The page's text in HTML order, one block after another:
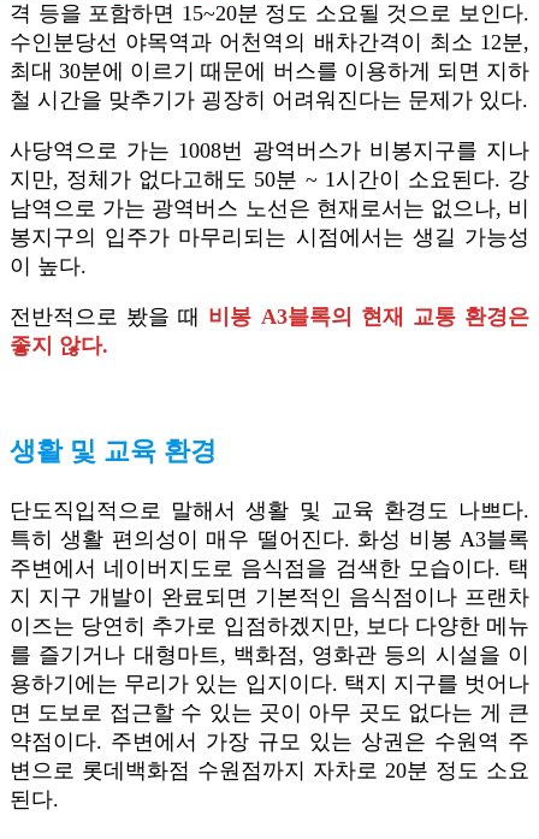
격 등을 포함하면 15~20분 정도 소요될 것으로 보인다.
수인분당선 야목역과 어천역의 배차간격이 최소 12분,
최대 30분에 이르기 때문에 버스를 이용하게 되면 지하
철 시간을 맞추기가 굉장히 어려워진다는 문제가 있다.
사당역으로 가는 1008번 광역버스가 비봉지구를 지나
지만, 정체가 없다고해도 50분 ~ 1시간이 소요된다. 강
남역으로 가는 광역버스 노선은 현재로서는 없으나, 비
봉지구의 입주가 마무리되는 시점에서는 생길 가능성
이 높다.
전반적으로 봤을 때 비봉 A3블록의 현재 교통 환경은
좋지 않다.
생활 및 교육 환경
단도직입적으로 말해서 생활 및 교육 환경도 나쁘다.
특히 생활 편의성이 매우 떨어진다. 화성 비봉 A3블록
주변에서 네이버지도로 음식점을 검색한 모습이다. 택
지 지구 개발이 완료되면 기본적인 음식점이나 프랜차
이즈는 당연히 추가로 입점하겠지만, 보다 다양한 메뉴
를 즐기거나 대형마트, 백화점, 영화관 등의 시설을 이
용하기에는 무리가 있는 입지이다. 택지 지구를 벗어나
면 도보로 접근할 수 있는 곳이 아무 곳도 없다는 게 큰
약점이다. 주변에서 가장 규모 있는 상권은 수원역 주
변으로 롯데백화점 수원점까지 자차로 20분 정도 소요
된다.